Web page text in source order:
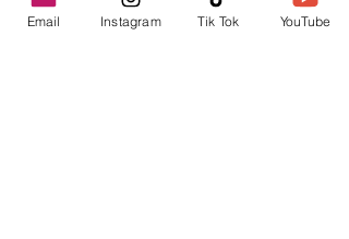
Email Instagram Tik Tok YouTube